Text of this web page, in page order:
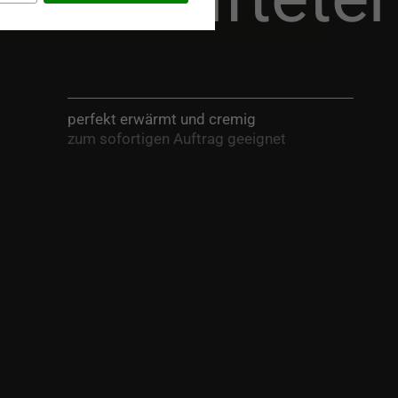
perfekt erwärmt und cremig
zum sofortigen Auftrag geeignet